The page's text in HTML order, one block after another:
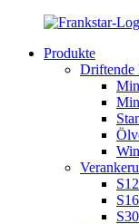
Produkte
Driftende